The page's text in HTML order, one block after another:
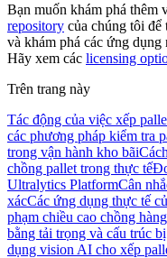
Bạn muốn khám phá thêm
repository của chúng tôi để
và khám phá các ứng dụng
Hãy xem các licensing
Trên trang này
Tác động của việc xếp
các phương pháp kiểm tra
trong vận hành kho bãi
chồng pallet trong thực tế
Ultralytics PlatformCân
xácCác ứng dụng thực tế
phạm chiều cao chồng
bằng tải trọng và cấu trúc
dụng vision AI cho xếp